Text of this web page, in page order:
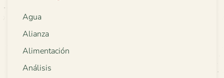
Agua
Alianza
Alimentación
Análisis